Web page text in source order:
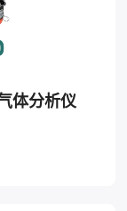
体分析仪